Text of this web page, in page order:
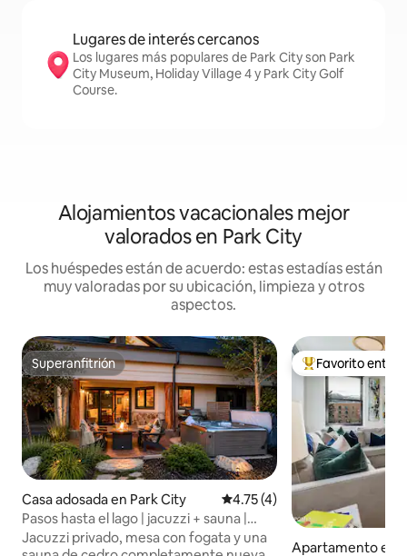
Lugares de interés cercanos
Los lugares más populares de Park City son Park
City Museum, Holiday Village 4 y Park City Golf
Course.
Alojamientos vacacionales mejor
valorados en Park City
Los huéspedes están de acuerdo: estas estadías están
muy valoradas por su ubicación, limpieza y otros
aspectos.
Superanfitrión
Superanfitrión
Casa adosada en Park City Calificación promedio: 4.75
4.75 (4)
Pasos hasta el lago | jacuzzi + sauna |
Deer Valley
Jacuzzi privado, mesa con fogata y una
Favorito entre
Favorito entre
Apartamento en